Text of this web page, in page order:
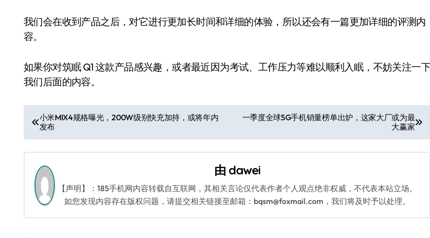
我们会在收到产品之后，对它进行更加长时间和详细的体验，所以还会有一篇更加详细的评测内
容。
如果你对筑眠 Q1 这款产品感兴趣，或者最近因为考试、工作压力等难以顺利入眠，不妨关注一下
我们后面的内容。
文
章
导
航
小米MIX4规格曝光，200W级别快充加持，或将年内
发布
一季度全球5G手机销量榜单出炉，这家大厂或为最
大赢家
由 dawei
【声明】：185手机网内容转载自互联网，其相关言论仅代表作者个人观点绝非权威，不代表本站立场。
如您发现内容存在版权问题，请提交相关链接至邮箱：bqsm@foxmail.com，我们将及时予以处理。